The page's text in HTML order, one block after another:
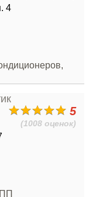
4
5
(1008 оценок)